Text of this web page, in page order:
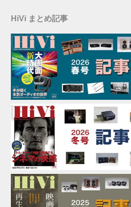
HiVi まとめ記事